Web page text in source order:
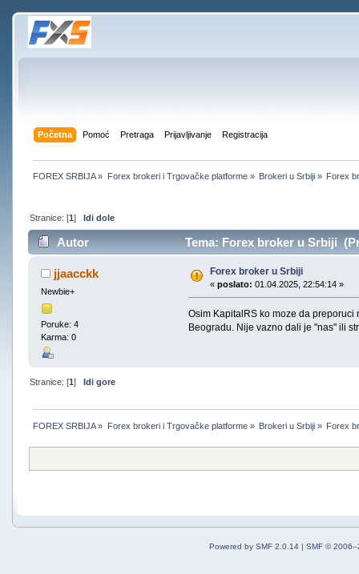
Početna Pomoć Pretraga Prijavljivanje Registracija
FOREX SRBIJA» Forex brokeri i Trgovačke platforme» Brokeri u Srbiji» Forex
Stranice: [1]Idi dole
Autor Tema: Forex broker u Srbiji
jjaacckk
Newbie+
Poruke: 4
Karma: 0
Forex broker u Srbiji
« poslato: 01.04.2025, 22:54:14 »
Osim KapitalRS ko moze da
Beogradu. Nije vazno dali je "nas" ili
Stranice: [1]Idi gore
FOREX SRBIJA» Forex brokeri i Trgovačke platforme» Brokeri u Srbiji» Forex
Powered by SMF 2.0.14 | SMF ©